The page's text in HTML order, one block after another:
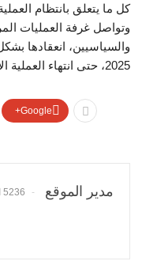
كل ما يتعلق بانتظام
وتواصل غرفة العمليات
والسياسيين، انعقادها
2025، حتى انتهاء العملية الانتخابية.
Google+
مدير الموقع 5236 المشاركات